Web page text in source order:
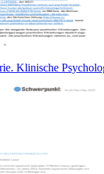
Klinische